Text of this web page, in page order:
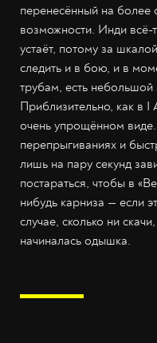
перенесённый на более
возможности. Инди всё-
устаёт, потому за
следить и в бою, и в
трубам, есть небольшой
Приблизительно, как в
очень упрощённом
перепрыгиваниях и
лишь на пару секунд
постараться, чтобы в
нибудь карниза — если
случае, сколько ни
начиналась одышка.